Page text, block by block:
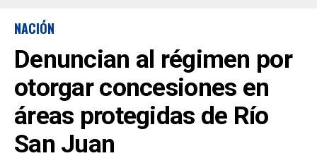
NACIÓN
Denuncian al régimen por
otorgar concesiones en
áreas protegidas de Río
San Juan